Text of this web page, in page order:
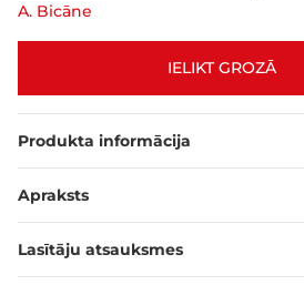
A. Bicāne
IELIKT GROZĀ
Produkta informācija
Apraksts
Lasītāju atsauksmes